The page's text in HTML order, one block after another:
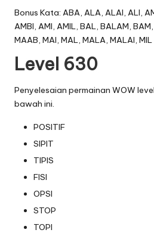
Bonus Kata: ABA, ALA, ALAI, ALI,
AMBI, AMI, AMIL, BAL, BALAM,
MAAB, MAI, MAL, MALA, MALAI, MIL
Level 630
Penyelesaian permainan WOW
bawah ini.
POSITIF
SIPIT
TIPIS
FISI
OPSI
STOP
TOPI